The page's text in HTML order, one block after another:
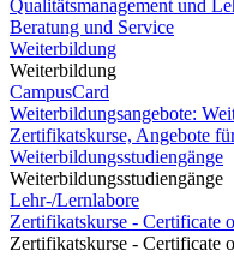
Qualitätsmanagement und
Beratung und Service
Weiterbildung
Weiterbildung
CampusCard
Weiterbildungsangebote:
Zertifikatskurse, Angebote
Weiterbildungsstudiengänge
Weiterbildungsstudiengänge
Lehr-/Lernlabore
Zertifikatskurse - Certificate
Zertifikatskurse - Certificate